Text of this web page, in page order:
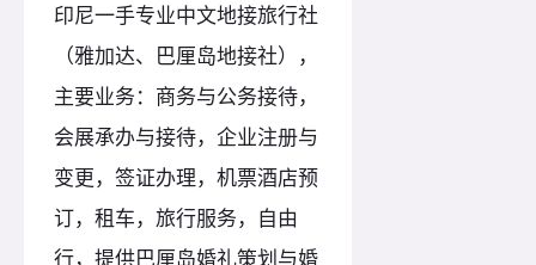
印尼一手专业中文地接旅行社
（雅加达、巴厘岛地接社），
主要业务：商务与公务接待，
会展承办与接待，企业注册与
变更，签证办理，机票酒店预
订，租车，旅行服务，自由
行，提供巴厘岛婚礼策划与婚